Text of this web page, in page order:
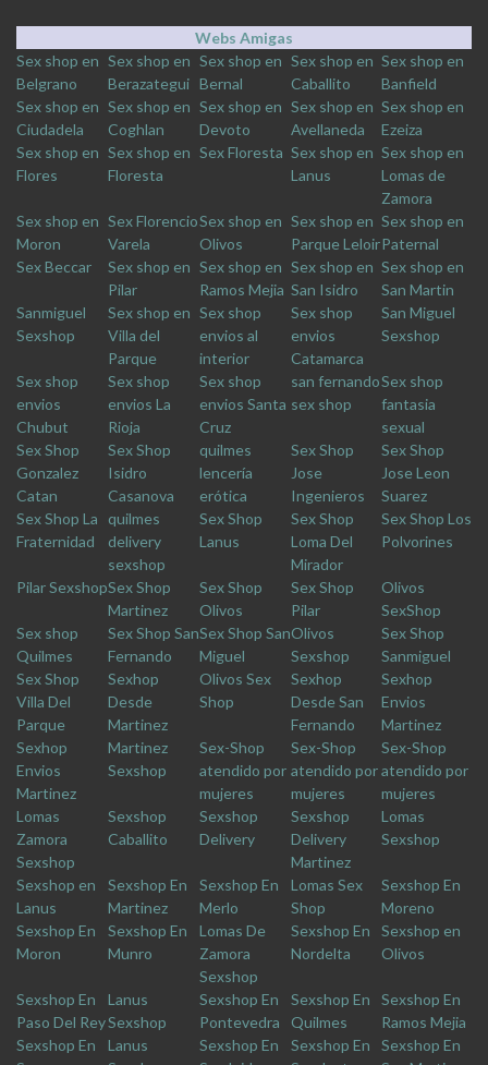
Webs Amigas
Sex shop en
Belgrano
Sex shop en
Berazategui
Sex shop en
Bernal
Sex shop en
Caballito
Sex shop en
Banfield
Sex shop en
Ciudadela
Sex shop en
Coghlan
Sex shop en
Devoto
Sex shop en
Avellaneda
Sex shop en
Ezeiza
Sex shop en
Flores
Sex shop en
Floresta
Sex Floresta Sex shop en
Lanus
Sex shop en
Lomas de
Zamora
Sex shop en
Moron
Sex Florencio
Varela
Sex shop en
Olivos
Sex shop en
Parque Leloir
Sex shop en
Paternal
Sex Beccar
Sex shop en
Pilar
Sex shop en
Ramos Mejia
Sex shop en
San Isidro
Sex shop en
San Martin
Sanmiguel
Sexshop
Sex shop en
Villa del
Parque
Sex shop
envios al
interior
Sex shop
envios
Catamarca
San Miguel
Sexshop
Sex shop
envios
Chubut
Sex shop
envios La
Rioja
Sex shop
envios Santa
Cruz
san fernando
sex shop
Sex shop
fantasia
sexual
Sex Shop
Gonzalez
Catan
Sex Shop
Isidro
Casanova
quilmes
lencería
erótica
Sex Shop
Jose
Ingenieros
Sex Shop
Jose Leon
Suarez
Sex Shop La
Fraternidad
quilmes
delivery
sexshop
Sex Shop
Lanus
Sex Shop
Loma Del
Mirador
Sex Shop Los
Polvorines
Pilar SexshopSex Shop
Martinez
Sex Shop
Olivos
Sex Shop
Pilar
Olivos
SexShop
Sex shop
Quilmes
Sex Shop San
Fernando
Sex Shop San
Miguel
Olivos
Sexshop
Sex Shop
Sanmiguel
Sex Shop
Villa Del
Parque
Sexhop
Desde
Martinez
Olivos Sex
Shop
Sexhop
Desde San
Fernando
Sexhop
Envios
Martinez
Sexhop
Envios
Martinez
Martinez
Sexshop
Sex-Shop
atendido por
mujeres
Sex-Shop
atendido por
mujeres
Sex-Shop
atendido por
mujeres
Lomas
Zamora
Sexshop
Sexshop
Caballito
Sexshop
Delivery
Sexshop
Delivery
Martinez
Lomas
Sexshop
Sexshop en
Lanus
Sexshop En
Martinez
Sexshop En
Merlo
Lomas Sex
Shop
Sexshop En
Moreno
Sexshop En
Moron
Sexshop En
Munro
Lomas De
Zamora
Sexshop
Sexshop En
Nordelta
Sexshop en
Olivos
Sexshop En
Paso Del Rey
Lanus
Sexshop
Sexshop En
Pontevedra
Sexshop En
Quilmes
Sexshop En
Ramos Mejia
Sexshop En
Lanus
Sexshop En
Sexshop En
Sexshop En